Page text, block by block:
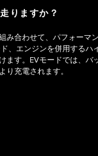
りますか？
み合わせて、パフォーマン
、エンジンを併用するハ
ます。EVモードでは、バ
り充電されます。